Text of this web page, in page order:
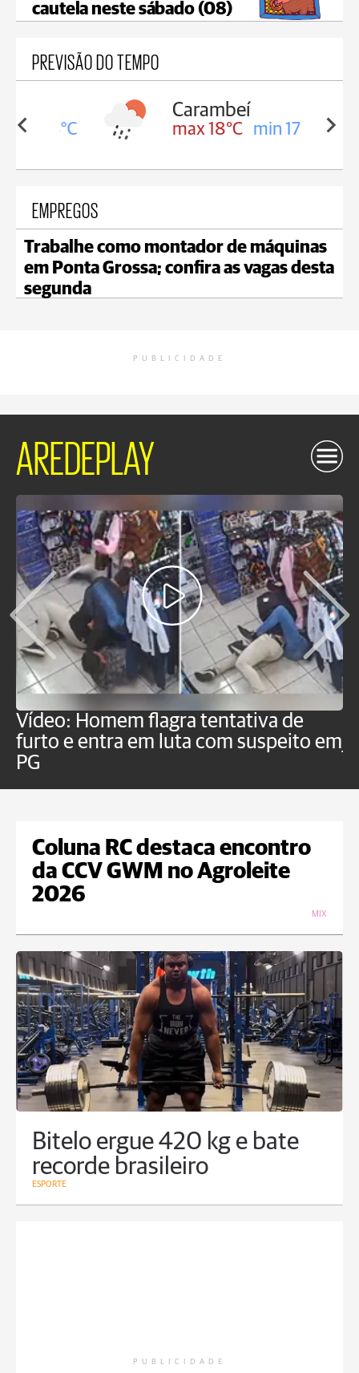
cautela neste sábado (08)
PREVISÃO DO TEMPO
18°C
Carambeí
max 18°C min 17°C
EMPREGOS
Trabalhe como montador de máquinas
em Ponta Grossa; confira as vagas desta
segunda
PUBLICIDADE
AREDEPLAY
Vídeo: Homem flagra tentativa de
furto e entra em luta com suspeito em
PG
Coluna RC destaca encontro
da CCV GWM no Agroleite
2026
MIX
Bitelo ergue 420 kg e bate
recorde brasileiro
ESPORTE
PUBLICIDADE